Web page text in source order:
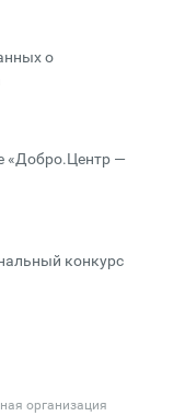
о
«Добро.Центр —
конкурс
организация